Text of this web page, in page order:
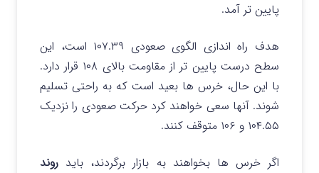
پایین تر آمد.
هدف راه اندازی الگوی صعودی ۱۰۷.۳۹ است، این
سطح درست پایین تر از مقاومت بالای ۱۰۸ قرار دارد.
با این حال، خرس ها بعید است که به راحتی تسلیم
شوند. آنها سعی خواهند کرد حرکت صعودی را نزدیک
۱۰۴.۵۵ و ۱۰۶ متوقف کنند.
اگر خرس‌ ها بخواهند به بازار برگردند، باید روند